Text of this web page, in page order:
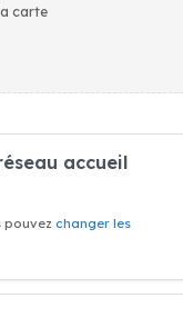
carte
accueil
pouvez changer les